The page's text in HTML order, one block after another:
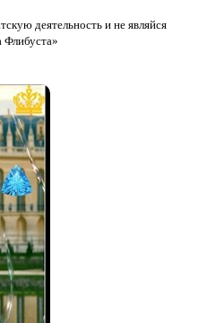
деятельность и не являйся
Флибуста»